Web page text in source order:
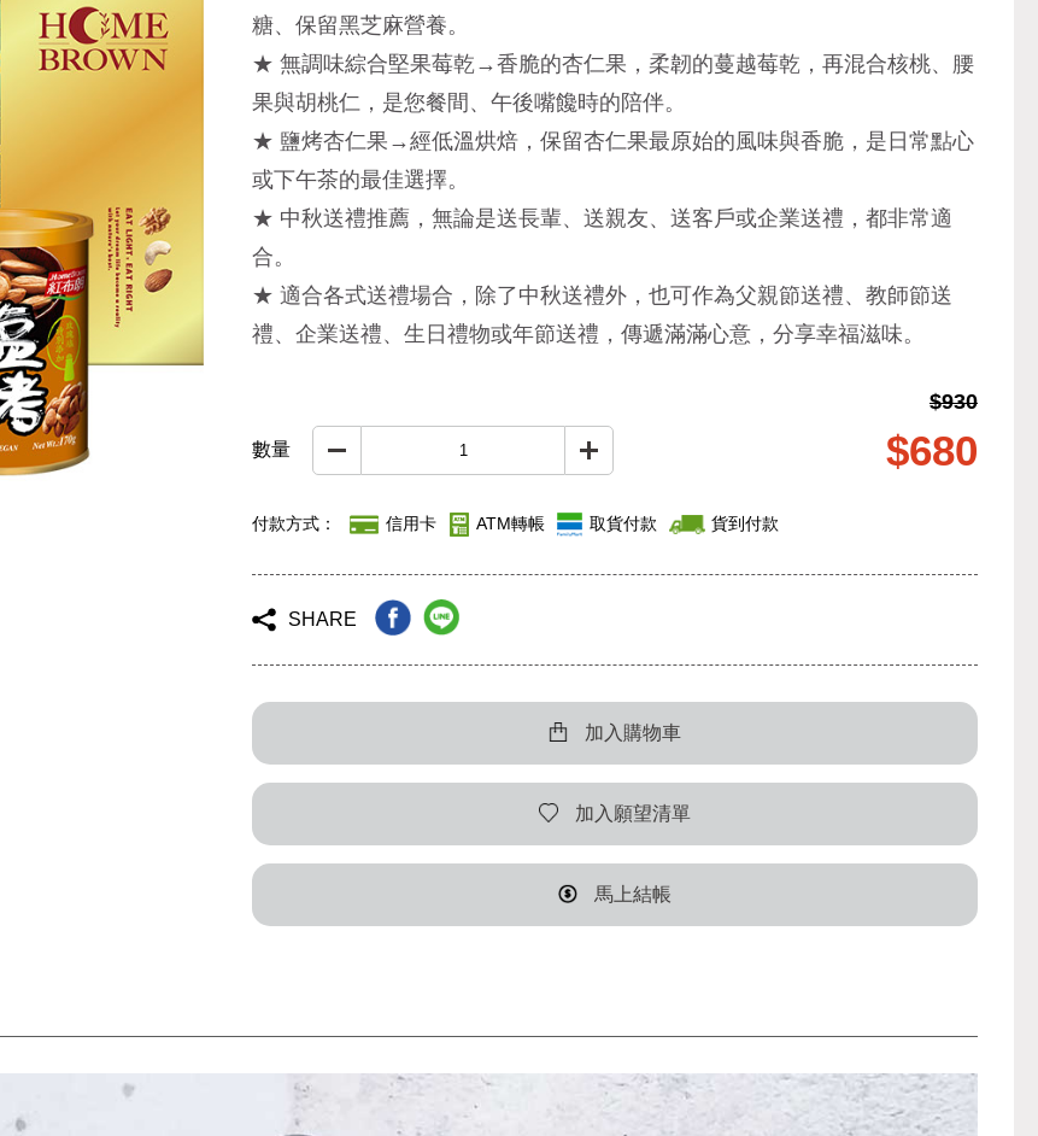
糖、保留黑芝麻營養。
★ 無調味綜合堅果莓乾→香脆的杏仁果，柔韌的蔓越莓乾，再混合核桃、腰
果與胡桃仁，是您餐間、午後嘴饞時的陪伴。
★ 鹽烤杏仁果→經低溫烘焙，保留杏仁果最原始的風味與香脆，是日常點心
或下午茶的最佳選擇。
★ 中秋送禮推薦，無論是送長輩、送親友、送客戶或企業送禮，都非常適
合。
★ 適合各式送禮場合，除了中秋送禮外，也可作為父親節送禮、教師節送
禮、企業送禮、生日禮物或年節送禮，傳遞滿滿心意，分享幸福滋味。
數量
$930
$680
付款方式： 信用卡 ATM轉帳 取貨付款 貨到付款
SHARE
加入購物車
加入願望清單
馬上結帳